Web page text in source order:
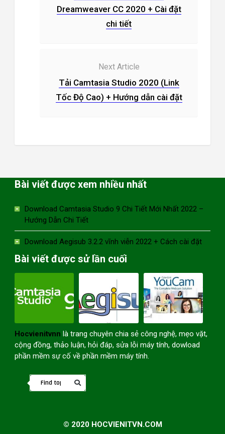
Dreamweaver CC 2020 + Cài đặt
chi tiết
Next Article
Tải Camtasia Studio 2020 (Link
Tốc Độ Cao) + Hướng dẫn cài đặt
Bài viết được xem nhiều nhất
Download Camtasia Studio 9 Chi Tiết Mới Nhất 2022 –
Hướng Dẫn Chi Tiết
Download Aegisub 3.2.2 vĩnh viễn 2022 + Cách cài đặt
Bài viết được sử lần cuối
Hocvienitvnn là trang chuyên chia sẻ công nghệ, mẹo vặt,
cộng đồng, thảo luận, hỏi đáp, sửa lỗi máy tính, dowload
phần mềm sự cố về phần mềm máy tính.
© 2020 HOCVIENITVN.COM